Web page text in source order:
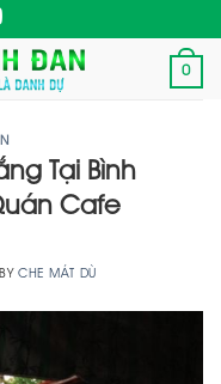
0
Tại Bình
Cafe
BYCHE MÁT DÙ